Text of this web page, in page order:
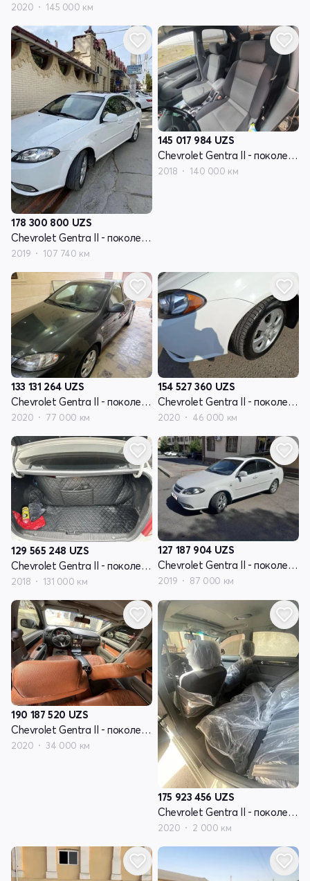
2020 145 000 км
178 300 800 UZS
Chevrolet Gentra II - поколение
2019 107 740 км
145 017 984 UZS
Chevrolet Gentra II - поколение
2018 140 000 км
133 131 264 UZS
Chevrolet Gentra II - поколение
2020 77 000 км
154 527 360 UZS
Chevrolet Gentra II - поколение
2020 46 000 км
129 565 248 UZS
Chevrolet Gentra II - поколение
2018 131 000 км
127 187 904 UZS
Chevrolet Gentra II - поколение
2019 87 000 км
190 187 520 UZS
Chevrolet Gentra II - поколение
2020 34 000 км
175 923 456 UZS
Chevrolet Gentra II - поколение
2020 2 000 км